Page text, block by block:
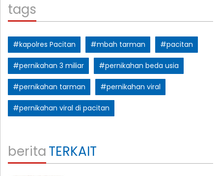
tags
#kapolres Pacitan #mbah tarman #pacitan
#pernikahan 3 miliar #pernikahan beda usia
#pernikahan tarman #pernikahan viral
#pernikahan viral di pacitan
beritaTERKAIT